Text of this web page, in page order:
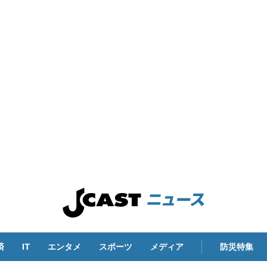
IT エンタメ スポーツ メディア 防災特集